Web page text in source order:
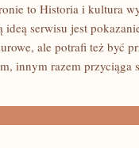
to Historia i kultura
ideą serwisu jest
ale potrafi też być
innym razem przyciąga